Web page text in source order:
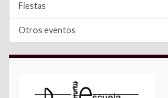
Fiestas
Otros eventos